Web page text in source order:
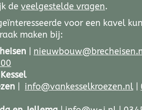
de veelgestelde vragen.
voor een kavel
maken bij:
info@vankesselkroezen.nl